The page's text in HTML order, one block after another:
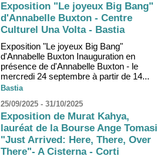
Exposition "Le joyeux Big Bang"
d'Annabelle Buxton - Centre
Culturel Una Volta - Bastia
Exposition "Le joyeux Big Bang"
d'Annabelle Buxton Inauguration en
présence de d'Annabelle Buxton - le
mercredi 24 septembre à partir de 14...
Bastia
25/09/2025 - 31/10/2025
Exposition de Murat Kahya,
lauréat de la Bourse Ange Tomasi
"Just Arrived: Here, There, Over
There"- A Cisterna - Corti